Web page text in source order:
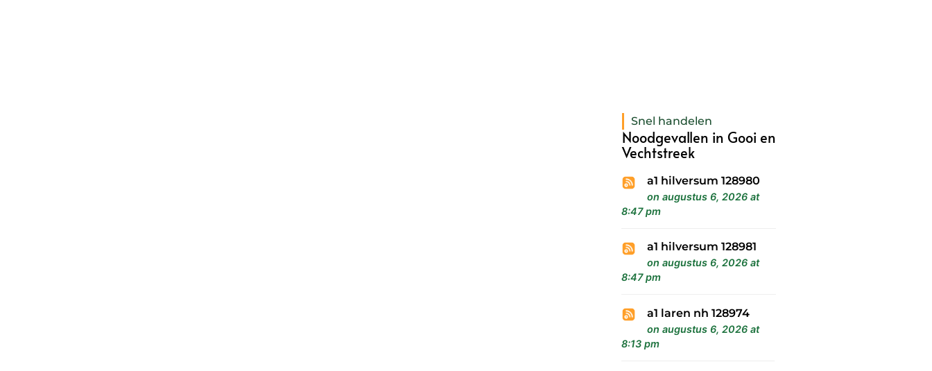
Snel handelen
Noodgevallen in Gooi en
Vechtstreek
a1 hilversum 128980
on augustus 6, 2026 at
8:47 pm
a1 hilversum 128981
on augustus 6, 2026 at
8:47 pm
a1 laren nh 128974
on augustus 6, 2026 at
8:13 pm